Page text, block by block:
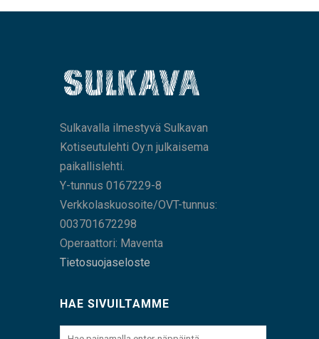
Sulkavalla ilmestyvä Sulkavan
Kotiseutulehti Oy:n julkaisema
paikallislehti.
Y-tunnus 0167229-8
Verkkolaskuosoite/OVT-tunnus:
003701672298
Operaattori: Maventa
Tietosuojaseloste
HAE SIVUILTAMME